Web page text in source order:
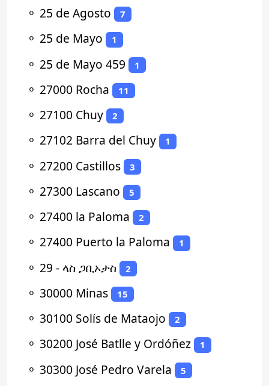
⚬ 25 de Agosto 7
⚬ 25 de Mayo 1
⚬ 25 de Mayo 459 1
⚬ 27000 Rocha 11
⚬ 27100 Chuy 2
⚬ 27102 Barra del Chuy 1
⚬ 27200 Castillos 3
⚬ 27300 Lascano 5
⚬ 27400 la Paloma 2
⚬ 27400 Puerto la Paloma 1
⚬ 29 - ላስ ጋቢኦታስ 2
⚬ 30000 Minas 15
⚬ 30100 Solís de Mataojo 2
⚬ 30200 José Batlle y Ordóñez 1
⚬ 30300 José Pedro Varela 5